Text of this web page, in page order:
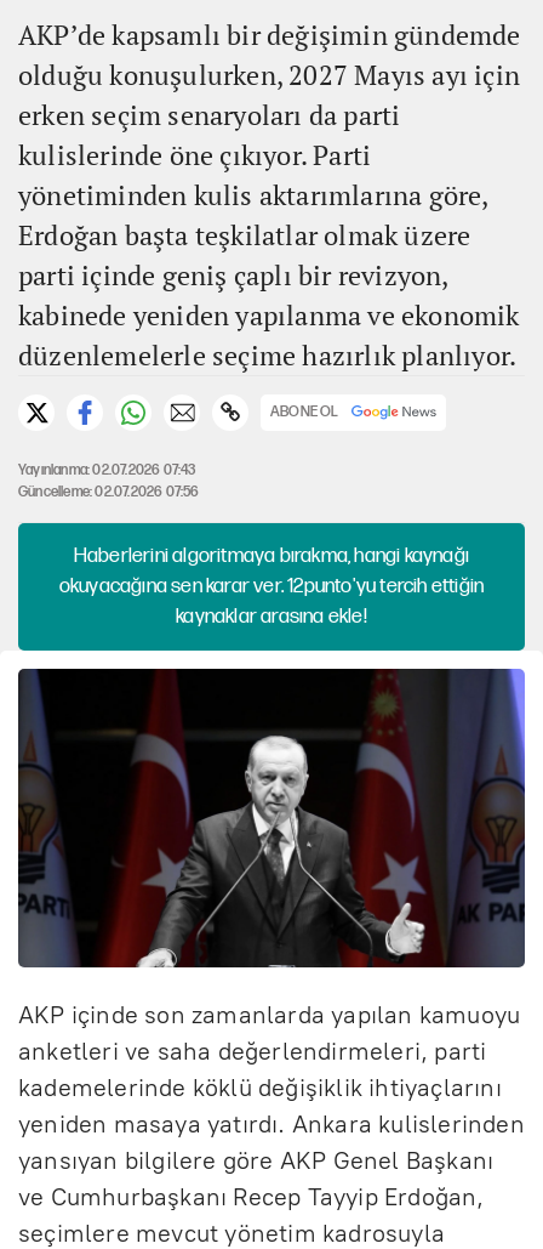
AKP’de kapsamlı bir değişimin gündemde
olduğu konuşulurken, 2027 Mayıs ayı için
erken seçim senaryoları da parti
kulislerinde öne çıkıyor. Parti
yönetiminden kulis aktarımlarına göre,
Erdoğan başta teşkilatlar olmak üzere
parti içinde geniş çaplı bir revizyon,
kabinede yeniden yapılanma ve ekonomik
düzenlemelerle seçime hazırlık planlıyor.
ABONE OL
Yayınlanma: 02.07.2026 07:43
Güncelleme: 02.07.2026 07:56
Haberlerini algoritmaya bırakma, hangi kaynağı
okuyacağına sen karar ver. 12punto'yu tercih ettiğin
kaynaklar arasına ekle!
AKP içinde son zamanlarda yapılan kamuoyu
anketleri ve saha değerlendirmeleri, parti
kademelerinde köklü değişiklik ihtiyaçlarını
yeniden masaya yatırdı. Ankara kulislerinden
yansıyan bilgilere göre AKP Genel Başkanı
ve Cumhurbaşkanı Recep Tayyip Erdoğan,
seçimlere mevcut yönetim kadrosuyla